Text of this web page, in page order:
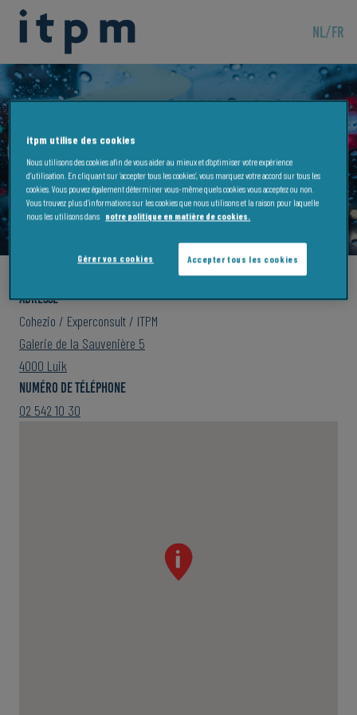
NL/FR
ITPM Liege
Adresse
Cohezio / Experconsult / ITPM
Galerie de la Sauvenière 5
4000 Luik
numéro de téléphone
02 542 10 30
itpm utilise des cookies
Nous utilisons des cookies afin de vous aider au mieux et d’optimiser votre expérience
d’utilisation. En cliquant sur ‘accepter tous les cookies’, vous marquez votre accord sur tous les
cookies. Vous pouvez également déterminer vous-même quels cookies vous acceptez ou non.
Vous trouvez plus d’informations sur les cookies que nous utilisons et la raison pour laquelle
nous les utilisons dans
notre politique en matière de cookies.
Accepter tous les cookies
Gérer vos cookies